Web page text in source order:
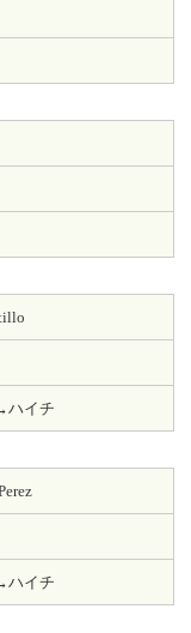
ハイチ
ハイチ